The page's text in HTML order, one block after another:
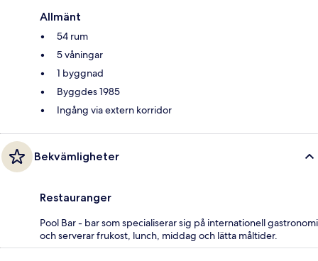
Allmänt
54 rum
5 våningar
1 byggnad
Byggdes 1985
Ingång via extern korridor
Bekvämligheter
Restauranger
Pool Bar - bar som specialiserar sig på internationell gastronomi
och serverar frukost, lunch, middag och lätta måltider.